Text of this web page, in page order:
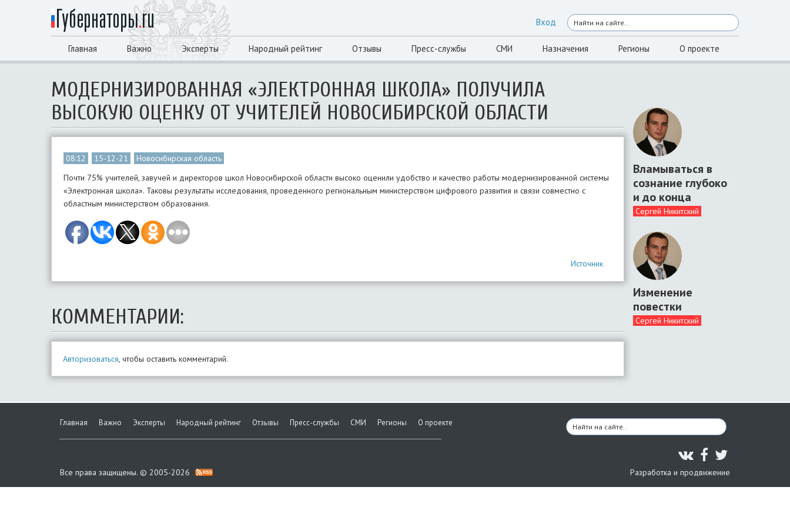
Вход
Главная Важно Эксперты Народный рейтинг Отзывы Пресс-службы СМИ Назначения Регионы О проекте
МОДЕРНИЗИРОВАННАЯ «ЭЛЕКТРОННАЯ ШКОЛА» ПОЛУЧИЛА
ВЫСОКУЮ ОЦЕНКУ ОТ УЧИТЕЛЕЙ НОВОСИБИРСКОЙ ОБЛАСТИ
08:12 15-12-21
Новосибирская область
Почти 75% учителей, завучей и директоров школ Новосибирской области высоко оценили удобство и качество работы модернизированной системы
«Электронная школа». Таковы результаты исследования, проведенного региональным министерством цифрового развития и связи совместно с
областным министерством образования.
Источник
КОММЕНТАРИИ:
Авторизоваться, чтобы оставить комментарий.
Вламываться в
сознание глубоко
и до конца
Сергей Никитский
Изменение
повестки
Сергей Никитский
Главная Важно Эксперты Народный рейтинг Отзывы Пресс-службы СМИ Регионы О проекте
Все права защищены. © 2005-2026 Разработка и продвижение